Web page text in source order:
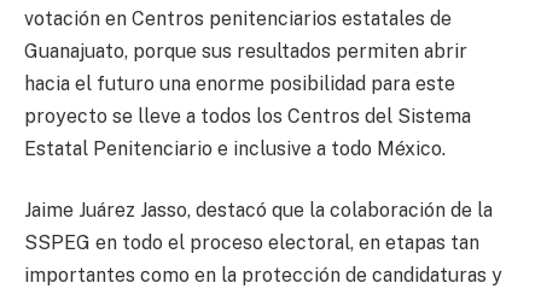
votación en Centros penitenciarios estatales de
Guanajuato, porque sus resultados permiten abrir
hacia el futuro una enorme posibilidad para este
proyecto se lleve a todos los Centros del Sistema
Estatal Penitenciario e inclusive a todo México.
Jaime Juárez Jasso, destacó que la colaboración de la
SSPEG en todo el proceso electoral, en etapas tan
importantes como en la protección de candidaturas y